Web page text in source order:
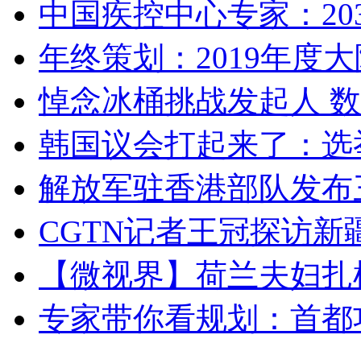
中国疾控中心专家：
年终策划：2019年度
悼念冰桶挑战发起人
韩国议会打起来了：
解放军驻香港部队发
CGTN记者王冠探访新
【微视界】荷兰夫妇
专家带你看规划：首